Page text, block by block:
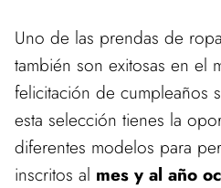
Uno de las prendas de
también son exitosas en el
felicitación de cumpleaños
esta selección tienes la
diferentes modelos para
inscritos al mes y al año